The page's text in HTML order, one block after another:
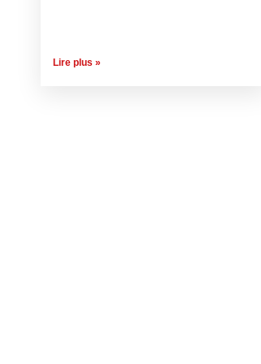
Lire plus »